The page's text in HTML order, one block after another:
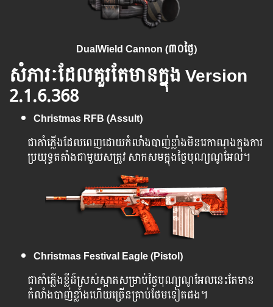
DualWield Cannon (៣០ថ្ងៃ)
សំភារៈដែលគួរតែមានក្នុង Version
2.1.6.368
Christmas RFB (Assult)
ជា​កាំភ្លើង​ដែល​​ពេញ​ដោយកំលាំងបាញ់ខ្លាំងមិនរេកាណុងក្នុងការ
ប្រយុទ្ធតតាំងជាមួយសត្រូវ សាកសមក្នុងថ្ងៃបុណ្យណូអែល។
Christmas Festival Eagle (Pistol)
ជា​កាំភ្លើងខ្លីដ៍ស្រស់ស្អាតសម្រាប់ថ្ងៃបុណ្យណូអែលនេះតែមាន
កំលាំងបាញ់ខ្លាំង​​ហើយច្រើនគ្រាប់ថែមទៀតផង។